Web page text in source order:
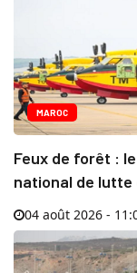
MAROC
Feux de forêt :
national de
04 août 2026 -